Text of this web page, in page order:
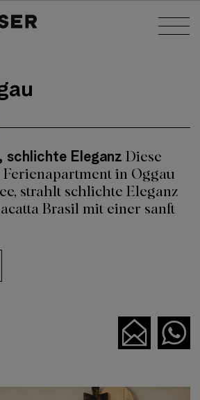
schlichte Eleganz Diese
in Oggau
strahlt schlichte Eleganz
Brasil mit einer sanft